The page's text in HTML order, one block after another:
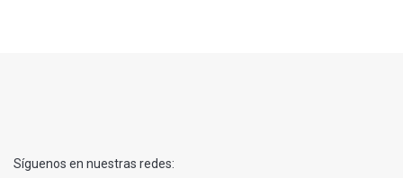
Síguenos en nuestras redes: